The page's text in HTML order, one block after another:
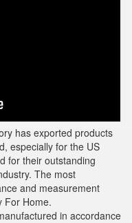
has exported products
especially for the US
for their outstanding
The most
and measurement
For Home.
in accordance